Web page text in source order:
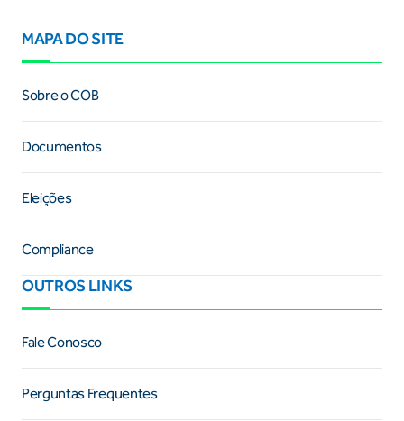
MAPA DO SITE
Sobre o COB
Documentos
Eleições
Compliance
OUTROS LINKS
Fale Conosco
Perguntas Frequentes